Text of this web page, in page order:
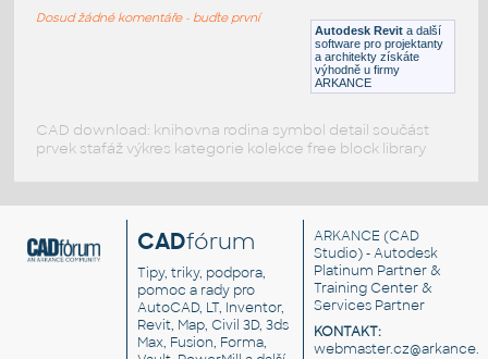
Odvětrávací stříška
Autodesk Revit a další
software pro projektanty
a architekty získáte
výhodně u firmy
ARKANCE
Dosud žádné komentáře - buďte první
CAD download: knihovna rodina symbol detail součást
prvek stafáž výkres kategorie kolekce free block library
CADfórum
Tipy, triky, podpora,
pomoc a rady pro
AutoCAD, LT, Inventor,
Revit, Map, Civil 3D, 3ds
Max, Fusion, Forma,
ARKANCE (CAD
Studio) - Autodesk
Platinum Partner &
Training Center &
Services Partner
KONTAKT: